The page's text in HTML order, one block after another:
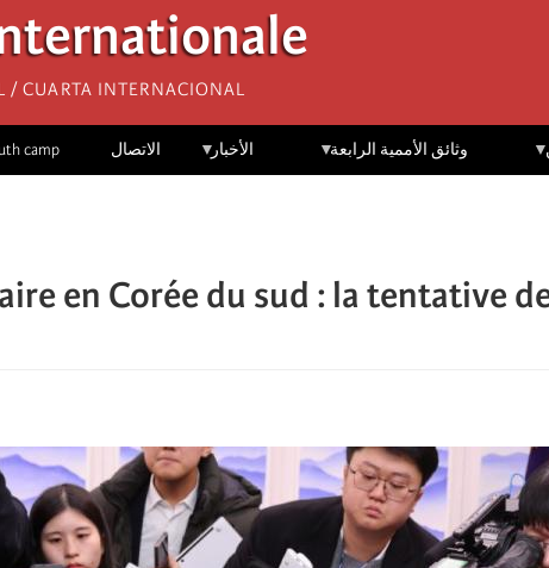
Cuarta Internacional
وثائق الأممية الرابعة الأخبار الاتصال camp
en Corée du sud : la tentative